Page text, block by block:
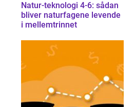
Natur-teknologi 4-6: sådan
bliver naturfagene levende
i mellemtrinnet